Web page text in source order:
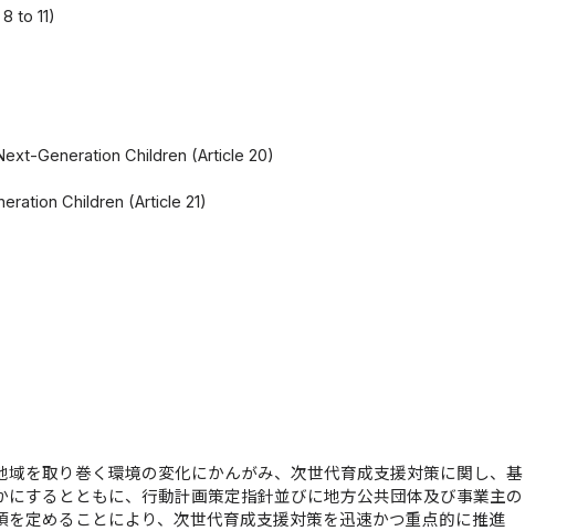
to 11)
Generation Children (Article 20)
Children (Article 21)
を取り巻く環境の変化にかんがみ、次世代育成支援対策に関し、基
するとともに、行動計画策定指針並びに地方公共団体及び事業主の
定めることにより、次世代育成支援対策を迅速かつ重点的に推進